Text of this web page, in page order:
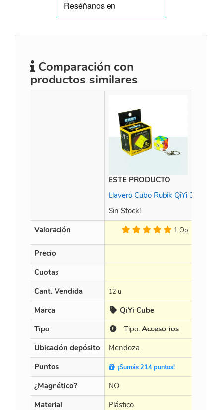
Comparación con
productos similares
ESTE PRODUCTO
Llavero Cubo Rubik QiYi 3x3
Sin Stock!
Valoración 1 Op.
Precio
Cuotas
Cant. Vendida 12 u.
Marca QiYi Cube
Tipo
Tipo: Accesorios
Ubicación depósito
Mendoza
Puntos
¡Sumás 214 puntos!
¿Magnético? NO
Material
Plástico